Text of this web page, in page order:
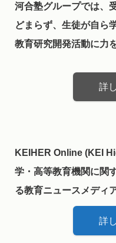
河合塾グループでは、
どまらず、生徒が自ら
教育研究開発活動に力
詳
KEIHER Online (KEI
学・高等教育機関に関
る教育ニュースメディ
詳